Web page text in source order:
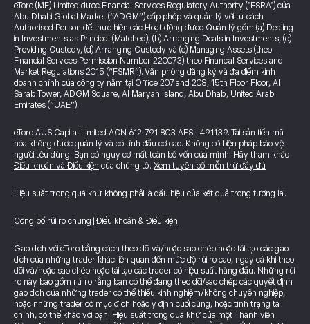
eToro (ME) Limited được Financial Services Regulatory Authority ("FSRA") của
Abu Dhabi Global Market (“ADGM”) cấp phép và quản lý với tư cách
Authorised Person để thực hiện các Hoạt động được Quản lý gồm (a) Dealing
in Investments as Principal (Matched), (b) Arranging Deals in Investments, (c)
Providing Custody, (d) Arranging Custody và (e) Managing Assets (theo
Financial Services Permission Number 220073) theo Financial Services and
Market Regulations 2015 (“FSMR”). Văn phòng đăng ký và địa điểm kinh
doanh chính của công ty nằm tại Office 207 and 208, 15th Floor Floor, Al
Sarab Tower, ADGM Square, Al Maryah Island, Abu Dhabi, United Arab
Emirates (“UAE”).
eToro AUS Capital Limited ACN 612 791 803 AFSL 491139. Tài sản tiền mã
hóa không được quản lý và có tính đầu cơ cao. Không có biện pháp bảo vệ
người tiêu dùng. Bạn có nguy cơ mất toàn bộ vốn của mình. Hãy tham khảo
Điều khoản và Điều kiện của chúng tôi. Xem tuyên bố miễn trừ đầy đủ
Hiệu suất trong quá khứ không phải là dấu hiệu của kết quả trong tương lai.
Công bố rủi ro chung Điều khoản & Điều kiện
Giao dịch với eToro bằng cách theo dõi và/hoặc sao chép hoặc tái tạo các giao
dịch của những trader khác liên quan đến mức độ rủi ro cao, ngay cả khi theo
dõi và/hoặc sao chép hoặc tái tạo các trader có hiệu suất hàng đầu. Những rủi
ro này bao gồm rủi ro rằng bạn có thể đang theo dõi/sao chép các quyết định
giao dịch của những trader có thể thiếu kinh nghiệm/không chuyên nghiệp,
hoặc những trader có mục đích hoặc ý định cuối cùng, hoặc tình trạng tài
chính, có thể khác với bạn. Hiệu suất trong quá khứ của một Thành viên